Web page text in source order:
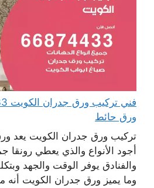
ورق حائط
تركيب ورق جدران الكويت يعد
أجود الأنواع والذي يعطي رونقا
والفنادق يوفر الوقت والجهد
وما يميز ورق جدران الكويت أنه